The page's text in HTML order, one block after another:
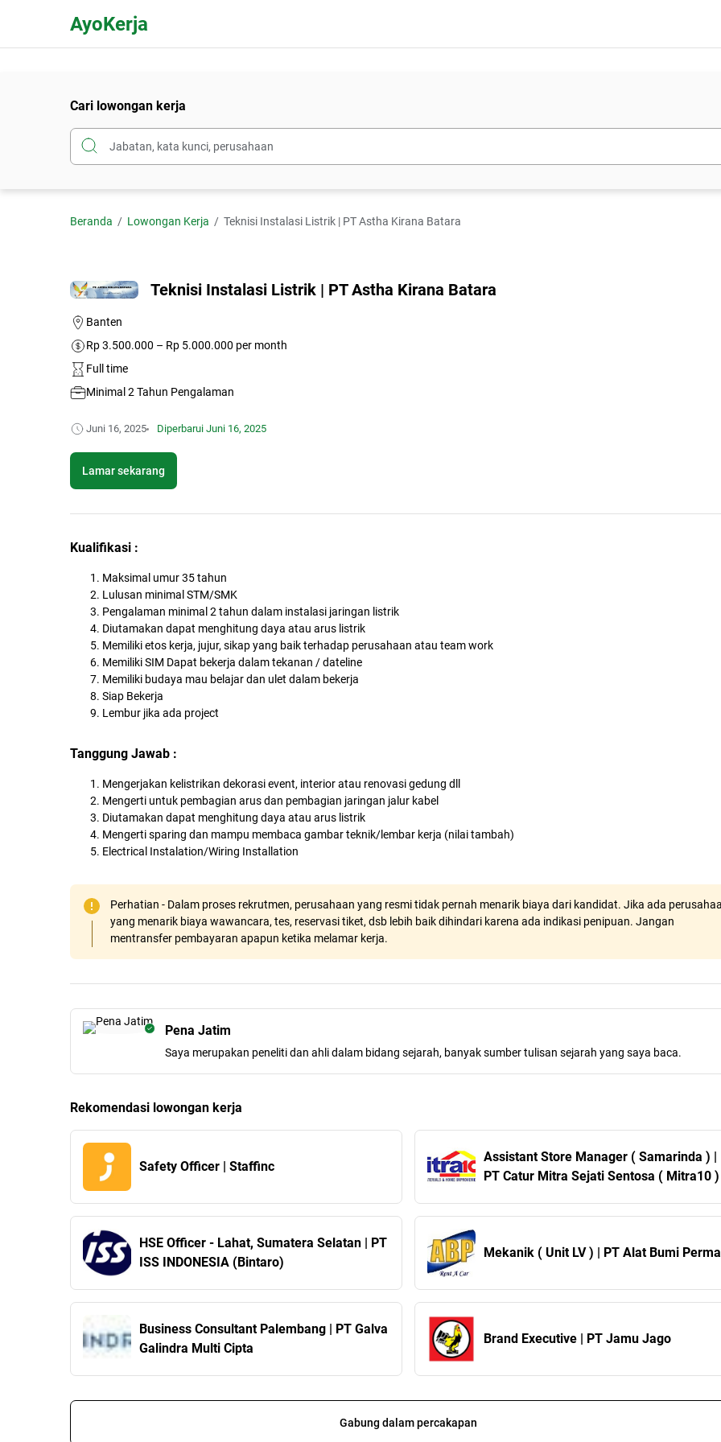
AyoKerja
Cari lowongan kerja
Beranda Lowongan Kerja Teknisi Instalasi Listrik | PT Astha Kirana Batara
Teknisi Instalasi Listrik | PT Astha Kirana Batara
Banten
Rp 3.500.000 – Rp 5.000.000 per month
Full time
Minimal 2 Tahun Pengalaman
Juni 16, 2025 Diperbarui Juni 16, 2025
Lamar sekarang
Kualifikasi :
Maksimal umur 35 tahun
Lulusan minimal STM/SMK
Pengalaman minimal 2 tahun dalam instalasi jaringan listrik
Diutamakan dapat menghitung daya atau arus listrik
Memiliki etos kerja, jujur, sikap yang baik terhadap perusahaan atau team work
Memiliki SIM Dapat bekerja dalam tekanan / dateline
Memiliki budaya mau belajar dan ulet dalam bekerja
Siap Bekerja
Lembur jika ada project
Tanggung Jawab :
Mengerjakan kelistrikan dekorasi event, interior atau renovasi gedung dll
Mengerti untuk pembagian arus dan pembagian jaringan jalur kabel
Diutamakan dapat menghitung daya atau arus listrik
Mengerti sparing dan mampu membaca gambar teknik/lembar kerja (nilai tambah)
Electrical Instalation/Wiring Installation
Perhatian - Dalam proses rekrutmen, perusahaan yang resmi tidak pernah menarik biaya dari kandidat. Jika ada
yang menarik biaya wawancara, tes, reservasi tiket, dsb lebih baik dihindari karena ada indikasi penipuan. Jangan
mentransfer pembayaran apapun ketika melamar kerja.
Pena Jatim
Saya merupakan peneliti dan ahli dalam bidang sejarah, banyak sumber tulisan sejarah yang saya baca.
Rekomendasi lowongan kerja
Safety Officer | Staffinc
Assistant Store Manager ( Samarinda ) |
PT Catur Mitra Sejati Sentosa ( Mitra10 )
HSE Officer - Lahat, Sumatera Selatan | PT
ISS INDONESIA (Bintaro)
Mekanik ( Unit LV ) | PT Alat Bumi
Business Consultant Palembang | PT Galva
Galindra Multi Cipta
Brand Executive | PT Jamu Jago
Gabung dalam percakapan